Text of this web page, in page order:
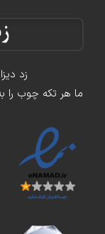
زد
ما هر تکه چوب را